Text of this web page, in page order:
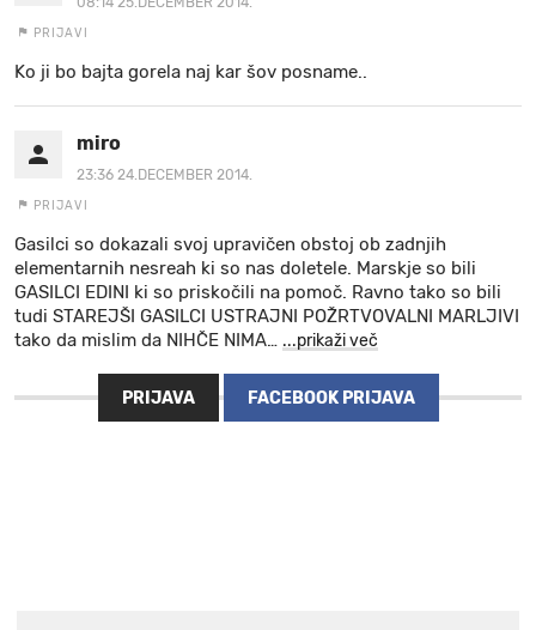
PRIJAVI
Ko ji bo bajta gorela naj kar šov posname..
miro
23:36 24.DECEMBER 2014.
PRIJAVI
Gasilci so dokazali svoj upravičen obstoj ob zadnjih
elementarnih nesreah ki so nas doletele. Marskje so bili
GASILCI EDINI ki so priskočili na pomoč. Ravno tako so bili
tudi STAREJŠI GASILCI USTRAJNI POŽRTVOVALNI MARLJIVI
tako da mislim da NIHČE NIMA… ...prikaži več
PRIJAVA FACEBOOK PRIJAVA